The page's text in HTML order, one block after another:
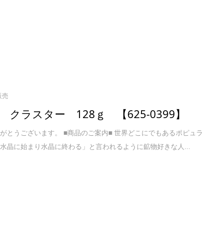
売
ラスター 128ｇ 【625-0399】
とうございます。 ■商品のご案内■ 世界どこにでもあるポピュラ
晶に始まり水晶に終わる」と言われるように鉱物好きな人...